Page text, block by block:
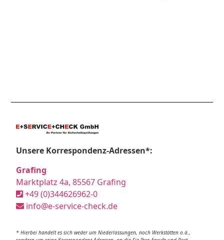
Unsere Korrespondenz-Adressen*:
Grafing
Marktplatz 4a, 85567 Grafing
+49 (0)344626962-0
info@e-service-check.de
* Hierbei handelt es sich weder um Niederlassungen, noch Werkstätten o.ä.,